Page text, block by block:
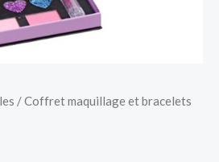
/ Coffret maquillage et bracelets